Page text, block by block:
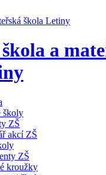
škola Letiny
a
školy
ZŠ
akcí ZŠ
ZŠ
kroužky